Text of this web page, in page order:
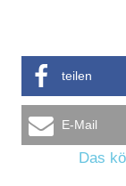
teilen
E-Mail
Das